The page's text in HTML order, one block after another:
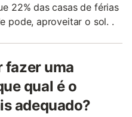
22% das casas de férias
pode, aproveitar o sol. .
fazer uma
qual é o
adequado?